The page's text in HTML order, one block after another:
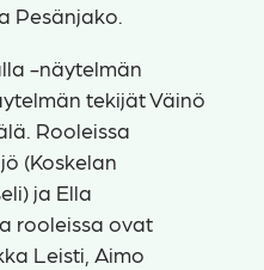
Pesänjako.
-näytelmän
tekijät Väinö
Rooleissa
(Koskelan
ja Ella
rooleissa ovat
Leisti, Aimo